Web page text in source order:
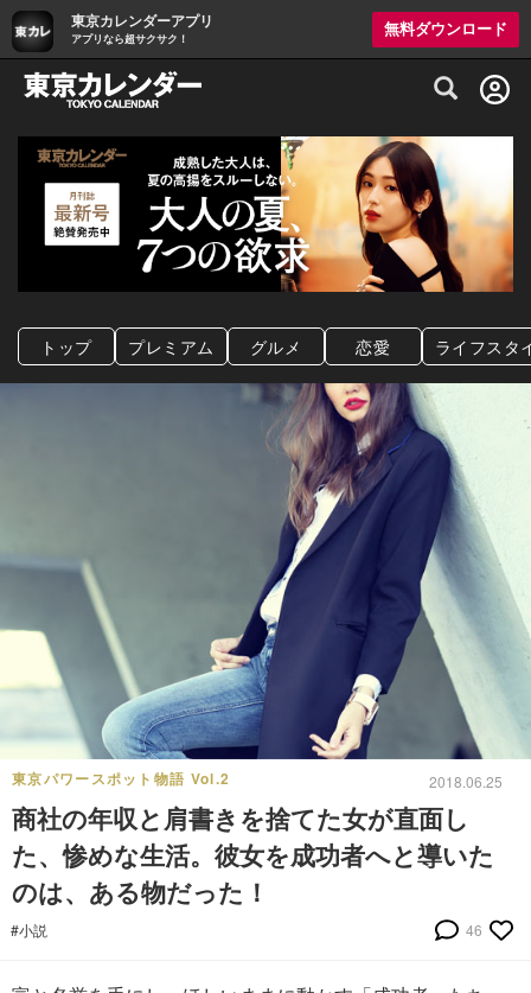
東京カレンダーアプリ
アプリなら超サクサク！
無料ダウンロード
グルメ情報・プレミアムレストラン予約
トップ プレミアム グルメ 恋愛 ライフスタ
東京パワースポット物語 Vol.2 2018.06.25
商社の年収と肩書きを捨てた女が直面し
た、惨めな生活。彼女を成功者へと導いた
のは、ある物だった！
#小説 46